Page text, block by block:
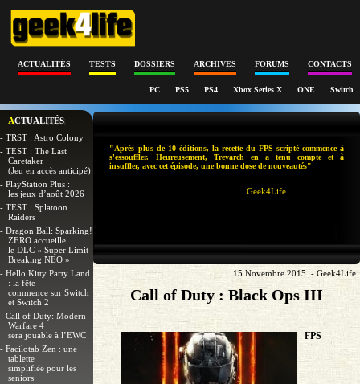
ACTUALITÉS TESTS DOSSIERS ARCHIVES FORUMS CONTACTS
PC PS5 PS4 Xbox Series X ONE Switch
ACTUALITÉS
- TRST : Astro Colony
- TEST : The Last
Caretaker
(Jeu en accès anticipé)
- PlayStation Plus :
les jeux d’août 2026
- TEST : Splatoon
Raiders
- Dragon Ball: Sparking!
ZERO accueille
le DLC « Super Limit-
Breaking NEO »
- Hello Kitty Party Land
: la fête
commence sur Switch
et Switch 2
- Call of Duty: Modern
Warfare 4
sera jouable à l’EWC
- Facilotab Zen : une
tablette
simplifiée pour les
seniors
"Après plus de 10 éditions, la recette du FPS scripté commence à
s'essouffler. Heureusement, Treyarch en a tenu compte et à
insuffler, avec cet épisode, une bonne dose de nouveautés"
Geek4Life
15 Novembre 2015 - Geek4Life
Call of Duty : Black Ops III
FPS